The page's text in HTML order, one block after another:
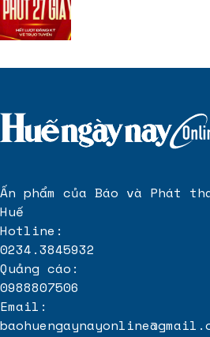
Ấn phẩm của Báo và Phát
Huế
Hotline:
0234.3845932
Quảng cáo:
0988807506
Email: